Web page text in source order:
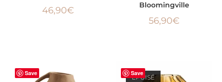
46,90€
Bloomingville
56,90€
Save Save
ÉPUISÉ